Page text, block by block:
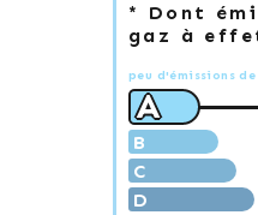
* Dont
gaz à
peu d'émissions de
A
B
C
D